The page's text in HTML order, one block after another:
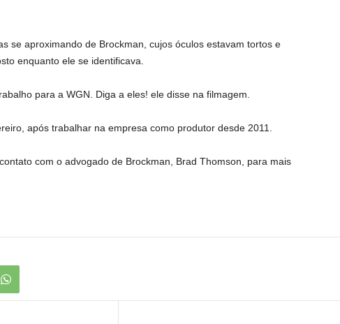
se aproximando de Brockman, cujos óculos estavam tortos e
enquanto ele se identificava.
para a WGN. Diga a eles! ele disse na filmagem.
após trabalhar na empresa como produtor desde 2011.
com o advogado de Brockman, Brad Thomson, para mais